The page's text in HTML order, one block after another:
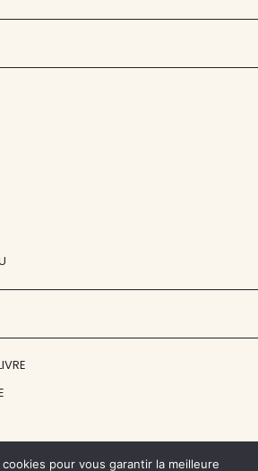
pour vous garantir la meilleure